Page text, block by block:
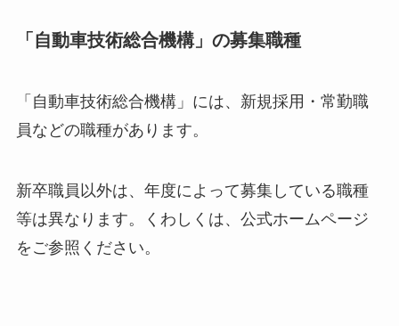
「自動車技術総合機構」の募集職種
「自動車技術総合機構」には、新規採用・常勤職
員などの職種があります。
新卒職員以外は、年度によって募集している職種
等は異なります。くわしくは、公式ホームページ
をご参照ください。